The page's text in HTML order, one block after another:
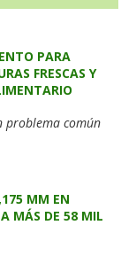
PARA
FRESCAS Y
problema común
MM EN
MÁS DE 58 MIL